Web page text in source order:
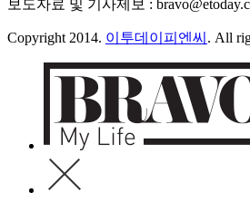
보도자료 및 기사제보 :
Copyright 2014. 이투데이피엔씨 . All